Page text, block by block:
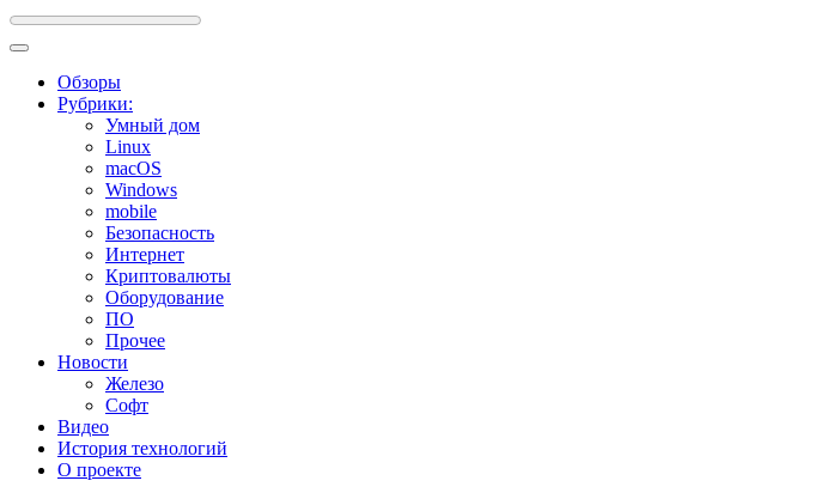
Обзоры
Рубрики:
Умный дом
Linux
macOS
Windows
mobile
Безопасность
Интернет
Криптовалюты
Оборудование
ПО
Прочее
Новости
Железо
Софт
Видео
История технологий
О проекте